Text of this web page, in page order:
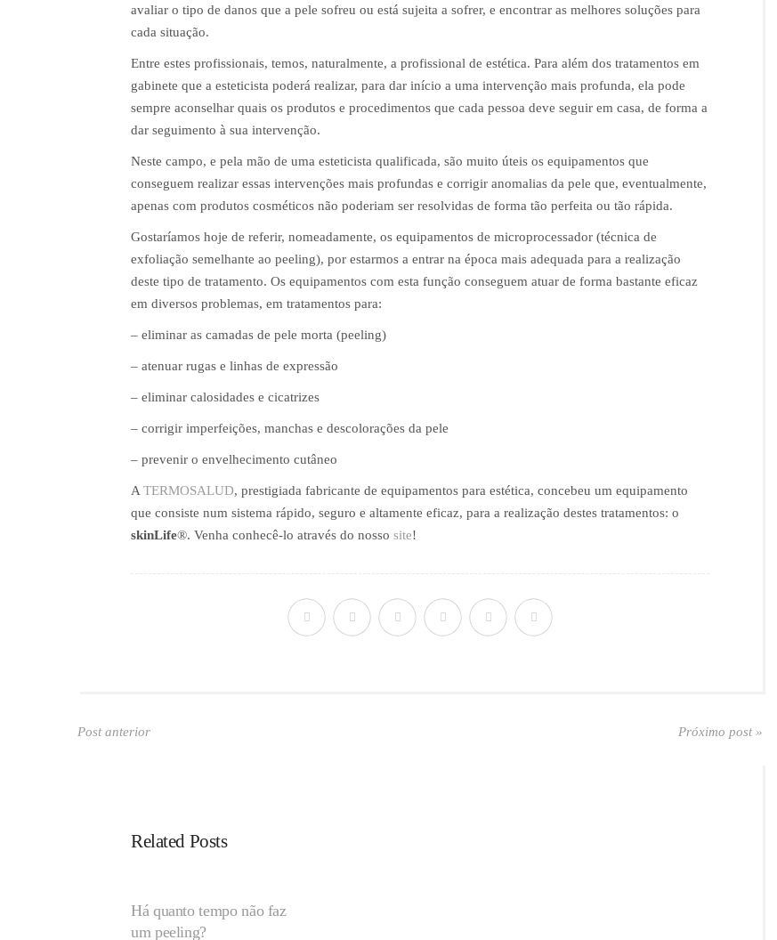
avaliar o tipo de danos que a pele sofreu ou está sujeita a sofrer, e encontrar as melhores soluções para
cada situação.
Entre estes profissionais, temos, naturalmente, a profissional de estética. Para além dos tratamentos em
gabinete que a esteticista poderá realizar, para dar início a uma intervenção mais profunda, ela pode
sempre aconselhar quais os produtos e procedimentos que cada pessoa deve seguir em casa, de forma a
dar seguimento à sua intervenção.
Neste campo, e pela mão de uma esteticista qualificada, são muito úteis os equipamentos que
conseguem realizar essas intervenções mais profundas e corrigir anomalias da pele que, eventualmente,
apenas com produtos cosméticos não poderiam ser resolvidas de forma tão perfeita ou tão rápida.
Gostaríamos hoje de referir, nomeadamente, os equipamentos de microprocessador (técnica de
exfoliação semelhante ao peeling), por estarmos a entrar na época mais adequada para a realização
deste tipo de tratamento. Os equipamentos com esta função conseguem atuar de forma bastante eficaz
em diversos problemas, em tratamentos para:
– eliminar as camadas de pele morta (peeling)
– atenuar rugas e linhas de expressão
– eliminar calosidades e cicatrizes
– corrigir imperfeições, manchas e descolorações da pele
– prevenir o envelhecimento cutâneo
ATERMOSALUD, prestigiada fabricante de equipamentos para estética, concebeu um equipamento
que consiste num sistema rápido, seguro e altamente eficaz, para a realização destes tratamentos: o
skinLife®. Venha conhecê-lo através do nosso site!
Post anterior Próximo post »
Related Posts
Há quanto tempo não faz
um peeling?